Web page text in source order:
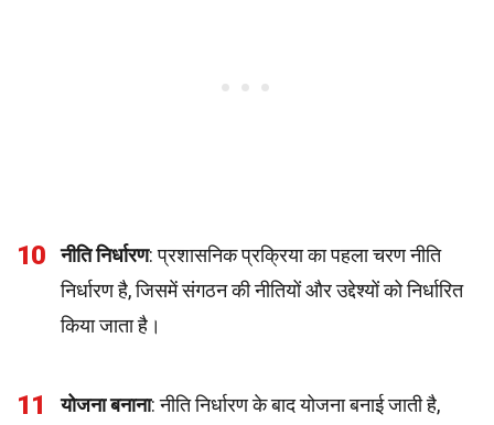
10 नीति निर्धारण: प्रशासनिक प्रक्रिया का पहला चरण नीति
निर्धारण है, जिसमें संगठन की नीतियों और उद्देश्यों को निर्धारित
किया जाता है।
11 योजना बनाना: नीति निर्धारण के बाद योजना बनाई जाती है,